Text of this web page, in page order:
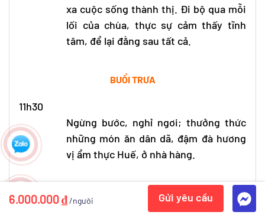
xa cuộc sống thành thị. Đi bộ qua mỗi
lối của chùa, thực sự cảm thấy tĩnh
tâm, để lại đằng sau tất cả.
BUỔI TRƯA
11h30
Ngừng bước, nghỉ ngơi; thưởng thức
những món ăn dân dã, đậm đà hương
vị ẩm thực Huế, ở nhà hàng.
6.000.000 ₫/người Gửi yêu cầu